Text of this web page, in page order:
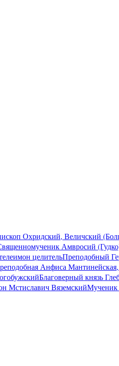
Охридский, Величский
Амвросий
целительПреподобный
Анфиса
Благоверный князь
Мстиславич ВяземскийМученик